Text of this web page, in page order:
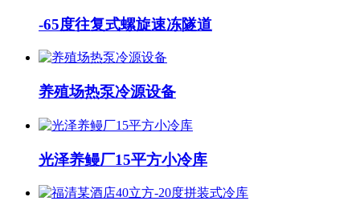
-65度往复式螺旋速冻隧道
养殖场热泵冷源设备
光泽养鳗厂15平方小冷库